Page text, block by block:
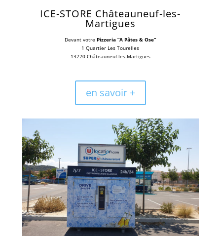
ICE-STORE Châteauneuf-les-
Martigues
Devant votrePizzeria “A Pâtes & Ose”
1 Quartier Les Tourelles
13220 Châteauneuf-les-Martigues
en savoir +